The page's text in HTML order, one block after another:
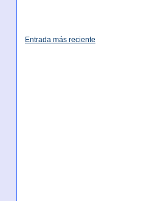
Entrada más reciente